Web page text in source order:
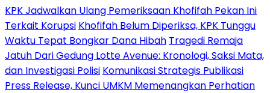
KPK Jadwalkan Ulang Pemeriksaan Khofifah Pekan Ini
Terkait Korupsi Khofifah Belum Diperiksa, KPK Tunggu
Waktu Tepat Bongkar Dana Hibah Tragedi Remaja
Jatuh Dari Gedung Lotte Avenue: Kronologi, Saksi Mata,
dan Investigasi Polisi Komunikasi Strategis Publikasi
Press Release, Kunci UMKM Memenangkan Perhatian